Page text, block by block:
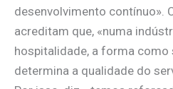
desenvolvimento contínuo».
acreditam que, «numa
hospitalidade, a forma como
determina a qualidade do